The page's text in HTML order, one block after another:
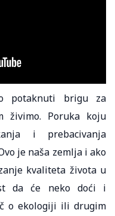
potaknuti brigu za
živimo. Poruka koju
i prebacivanja
je naša zemlja i ako
kvaliteta života u
da će neko doći i
o ekologiji ili drugim